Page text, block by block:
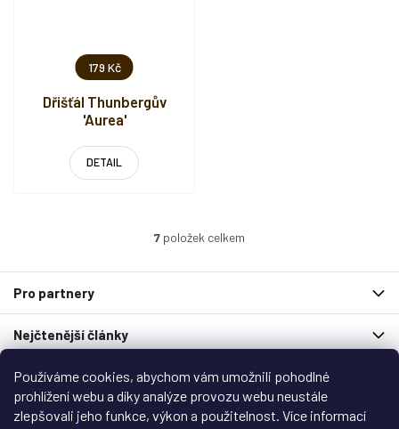
Používáme cookies, abychom vám umožnili pohodlné
prohlížení webu a díky analýze provozu webu neustále
zlepšovali jeho funkce, výkon a použitelnost. Více informací
179 Kč
Dřišťál Thunbergův
'Aurea'
DETAIL
O
l
d
c
p
r
v
7 položek celkem
p
t
Pro partnery
Nejčtenější články
Spolupracují s námi
Zákaznický servis